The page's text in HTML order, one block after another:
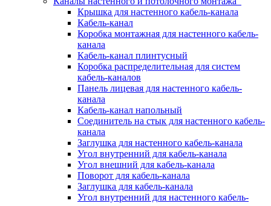
Крышка для настенного кабель-канала
Кабель-канал
Коробка монтажная для настенного кабель-
канала
Кабель-канал плинтусный
Коробка распределительная для систем
кабель-каналов
Панель лицевая для настенного кабель-
канала
Кабель-канал напольный
Соединитель на стык для настенного кабель-
канала
Заглушка для настенного кабель-канала
Угол внутренний для кабель-канала
Угол внешний для кабель-канала
Поворот для кабель-канала
Заглушка для кабель-канала
Угол внутренний для настенного кабель-